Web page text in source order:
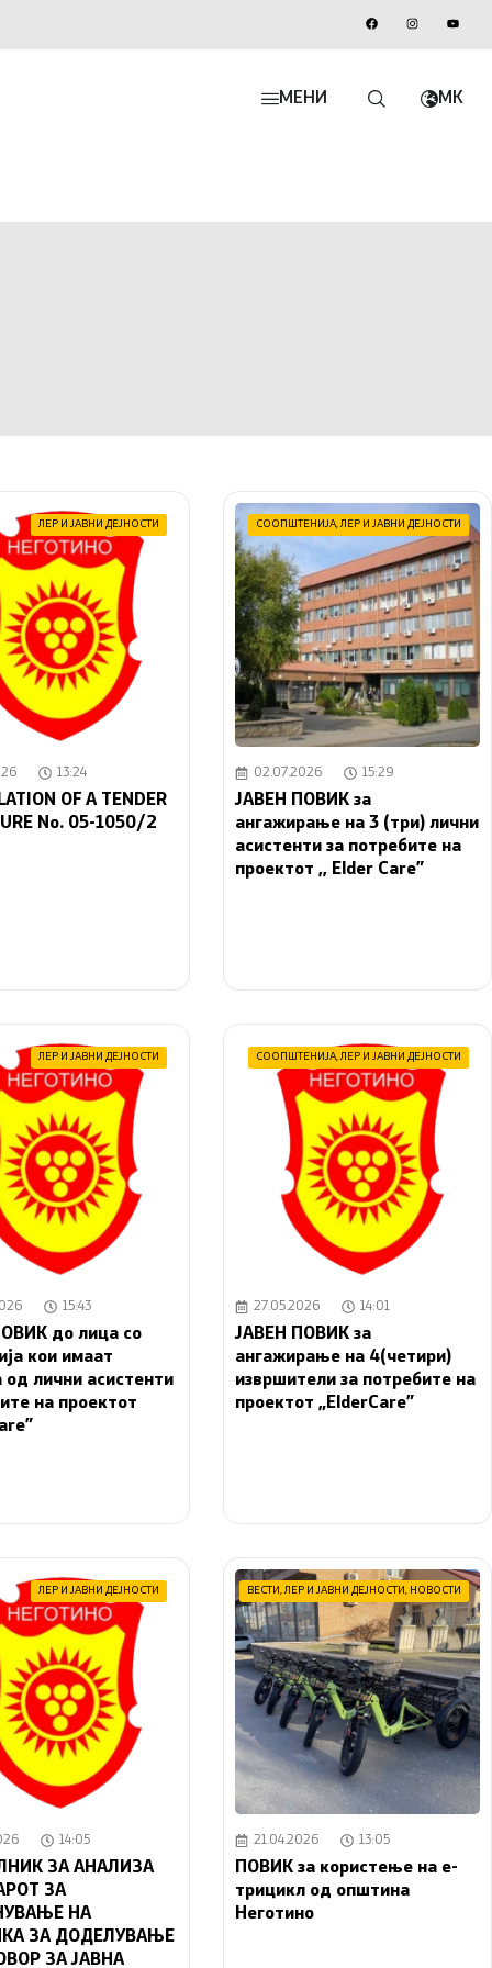
МЕНИ MK
ЛЕР И ЈАВНИ ДЕЈНОСТИ
13:24
OF A TENDER
No. 05-1050/2
СООПШТЕНИЈА,ЛЕР И ЈАВНИ ДЕЈНОСТИ
02.07.2026 15:29
JАВЕН ПОВИК за
ангажирање на 3 (три) лични
асистенти за потребите на
проектот ,, Elder Care”
ЛЕР И ЈАВНИ ДЕЈНОСТИ
15:43
до лица со
кои имаат
од лични асистенти
на проектот
СООПШТЕНИЈА,ЛЕР И ЈАВНИ ДЕЈНОСТИ
27.05.2026 14:01
ЈАВЕН ПОВИК за
ангажирање на 4(четири)
извршители за потребите на
проектот „ElderCare”
ЛЕР И ЈАВНИ ДЕЈНОСТИ
14:05
ЗА АНАЛИЗА
ЗА
НА
ЗА ДОДЕЛУВАЊЕ
ЗА ЈАВНА
ВЕСТИ,ЛЕР И ЈАВНИ ДЕЈНОСТИ, НОВОСТИ
21.04.2026 13:05
ПОВИК за користење на е-
трицикл од општина
Неготино